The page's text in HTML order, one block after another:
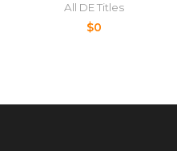
All DE Titles
$0